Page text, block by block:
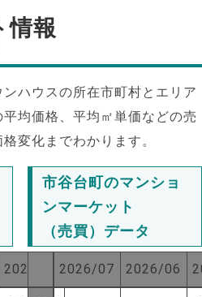
情報
ハウスの所在市町村とエリア
均価格、平均㎡単価などの売
変化までわかります。
2025/07
市谷台町のマンショ
ンマーケット
（売買）データ
2026/07 2026/06